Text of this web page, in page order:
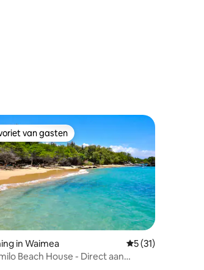
van 4,97 op 5, 59 recensies
van gasten
van gasten
in Waimea Gemiddelde
5 (31)
Beach House - Direct aan